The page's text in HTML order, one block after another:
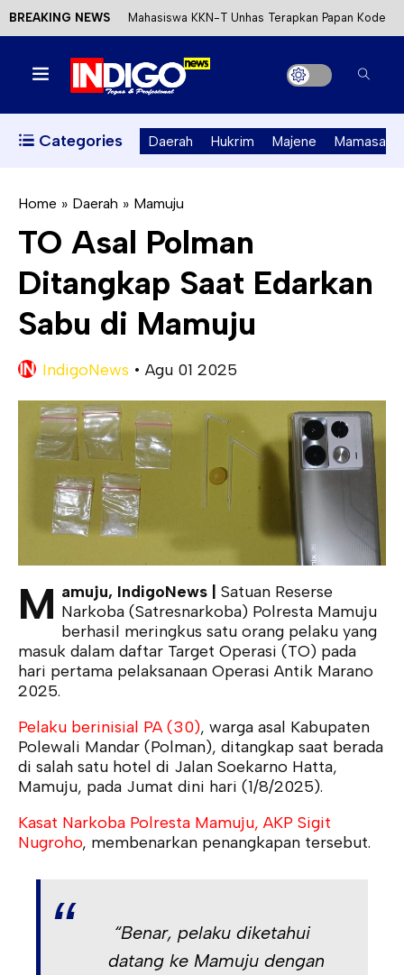
BREAKING NEWS Mahasiswa KKN-T Unhas Terapkan Papan Kode
Etik Wisata di Pantai Lawere Desa Lotang Salo
Satu DPO Pengeroyokan SPBU Tapalang
Ditangkap, Satu Lagi Kabur ke Kalimantan
Perizinan Air Tanah melalui Aplikasi SAPO
Kecewa Kapolresta Absen, APPK Mamuju
Soroti Kejanggalan Kasus Tambang Emas Ilegal
Categories Daerah Hukrim Majene Mamasa
Home » Daerah » Mamuju
TO Asal Polman
Ditangkap Saat Edarkan
Sabu di Mamuju
IndigoNews • Agu 01 2025
M amuju, IndigoNews |
Satuan Reserse
Narkoba (Satresnarkoba) Polresta Mamuju
berhasil meringkus satu orang pelaku yang
masuk dalam daftar Target Operasi (TO) pada
hari pertama pelaksanaan Operasi Antik Marano
2025.
Pelaku berinisial PA (30), warga asal Kabupaten
Polewali Mandar (Polman), ditangkap saat berada
di salah satu hotel di Jalan Soekarno Hatta,
Mamuju, pada Jumat dini hari (1/8/2025).
Kasat Narkoba Polresta Mamuju, AKP Sigit
Nugroho, membenarkan penangkapan tersebut.
“Benar, pelaku diketahui
datang ke Mamuju dengan